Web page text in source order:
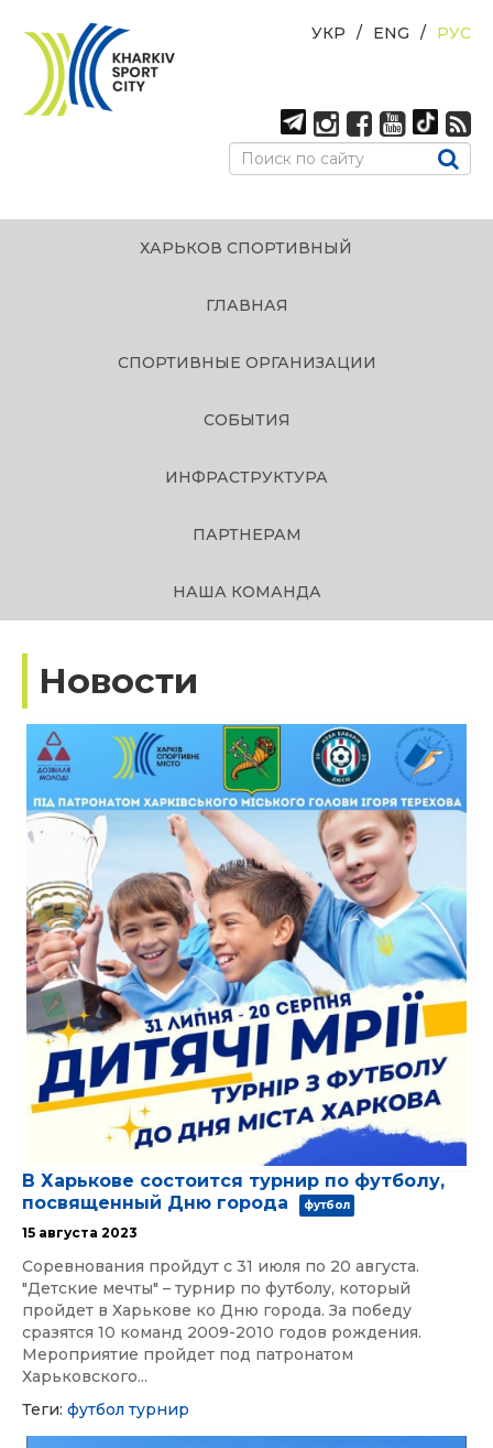
РУС
ENG
УКР
ХАРЬКОВ СПОРТИВНЫЙ
ГЛАВНАЯ
СПОРТИВНЫЕ ОРГАНИЗАЦИИ
СОБЫТИЯ
ИНФРАСТРУКТУРА
ПАРТНЕРАМ
НАША КОМАНДА
Новости
В Харькове состоится турнир по футболу,
посвященный Дню города
футбол
15 августа 2023
Соревнования пройдут с 31 июля по 20 августа.
"Детские мечты" – турнир по футболу, который
пройдет в Харькове ко Дню города. За победу
сразятся 10 команд 2009-2010 годов рождения.
Мероприятие пройдет под патронатом
Харьковского...
Теги: футбол турнир